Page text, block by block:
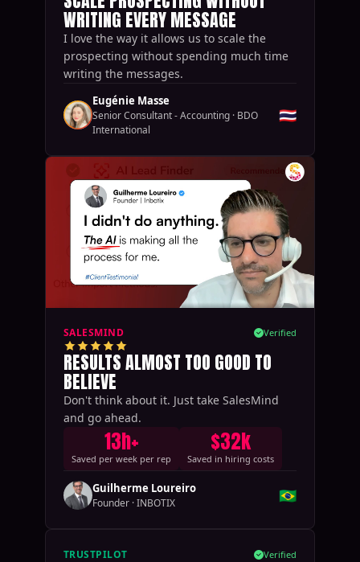
WRITING EVERY MESSAGE
I love the way it allows us to scale the
prospecting without spending much time
writing the messages.
Eugénie Masse
Senior Consultant - Accounting · BDO
International
🇹🇭
SALESMIND Verified
RESULTS ALMOST TOO GOOD TO
BELIEVE
Don't think about it. Just take SalesMind
and go ahead.
13h+
Saved per week per rep
$32k
Saved in hiring costs
Guilherme Loureiro
Founder ·INBOTIX 🇧🇷
TRUSTPILOT Verified